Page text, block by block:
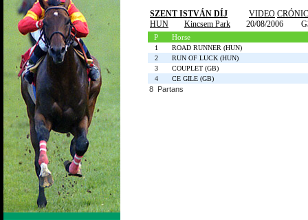
SZENT ISTVÁN DÍJ VIDEO
HUN
Kincsem Park 20/08/2006
P Horse
1
ROAD RUNNER (HUN)
2
RUN OF LUCK (HUN)
3
COUPLET (GB)
4
CE GILE (GB)
8 Partans